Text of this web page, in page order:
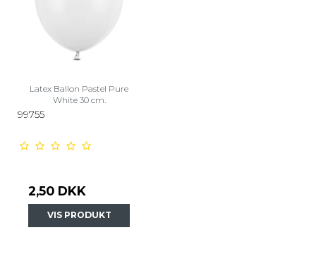
Latex Ballon Pastel Pure
White 30 cm.
99755
2,50 DKK
VIS PRODUKT